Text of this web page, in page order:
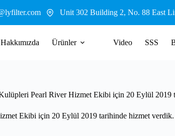
Unit 302 Building 2, No. 88 East
Hakkımızda Ürünler Video SSS
Pearl River Hizmet Ekibi için 20 Eylül 2019
Ekibi için 20 Eylül 2019 tarihinde hizmet verdik.